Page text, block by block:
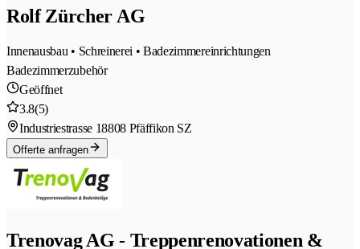
Rolf Zürcher AG
Innenausbau • Schreinerei • Badezimmereinrichtungen
Badezimmerzubehör
Geöffnet
3.8(5)
Industriestrasse 18808 Pfäffikon SZ
Offerte anfragen
Trenovag AG - Treppenrenovationen &